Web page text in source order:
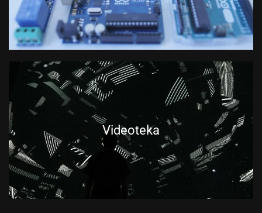
Videoteka